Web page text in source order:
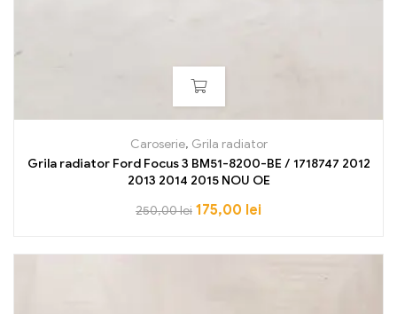
Caroserie, Grila radiator
Grila radiator Ford Focus 3 BM51-8200-BE / 1718747 2012
2013 2014 2015 NOU OE
250,00lei 175,00 lei